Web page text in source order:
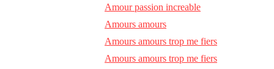
Amour passion increable
Amours amours
Amours amours trop me fiers
Amours amours trop me fiers